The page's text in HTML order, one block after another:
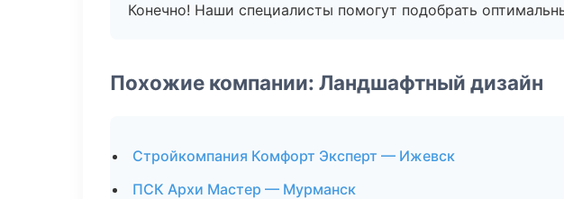
Конечно! Наши специалисты помогут подобрать
Похожие компании: Ландшафтный дизайн
Стройкомпания Комфорт Эксперт — Ижевск
ПСК Архи Мастер — Мурманск